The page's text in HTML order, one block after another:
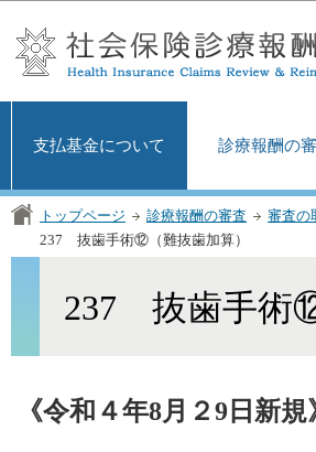
支払基金について 診療報酬の
トップページ 診療報酬の審査 審査の
237 抜歯手術⑫（難抜歯加算）
237 抜歯手術
《令和４年8月２9日新規